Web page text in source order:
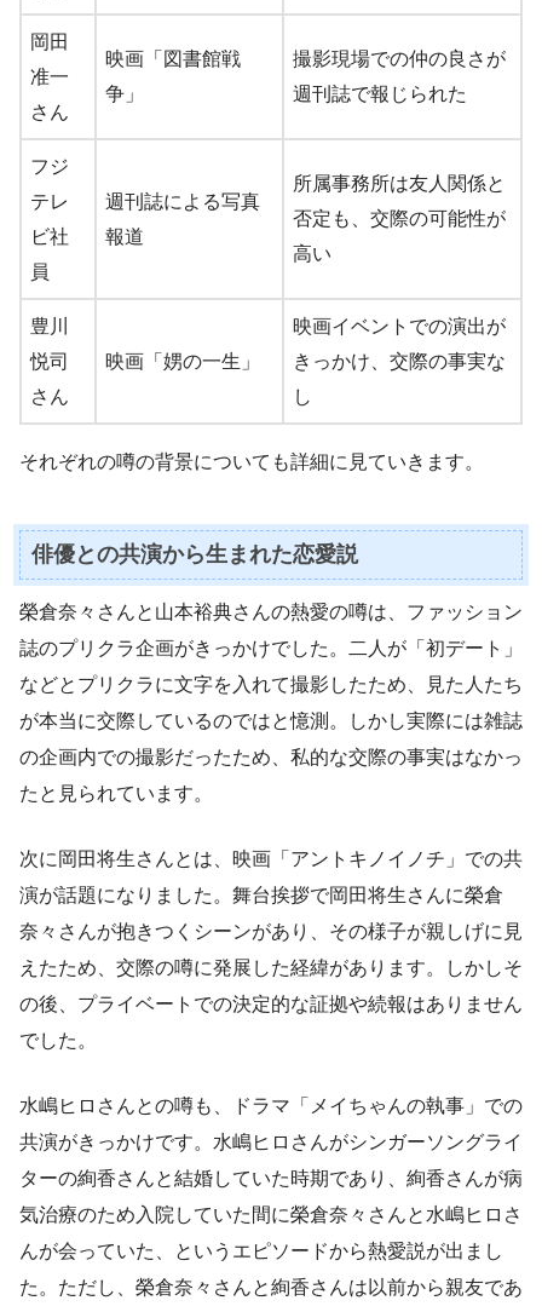
岡田
准一
さん
映画「図書館戦
争」
撮影現場での仲の良さが
週刊誌で報じられた
フジ
テレ
ビ社
員
週刊誌による写真
報道
所属事務所は友人関係と
否定も、交際の可能性が
高い
豊川
悦司
さん
映画「娚の一生」
映画イベントでの演出が
きっかけ、交際の事実な
し
それぞれの噂の背景についても詳細に見ていきます。
俳優との共演から生まれた恋愛説
榮倉奈々さんと山本裕典さんの熱愛の噂は、ファッション
誌のプリクラ企画がきっかけでした。二人が「初デート」
などとプリクラに文字を入れて撮影したため、見た人たち
が本当に交際しているのではと憶測。しかし実際には雑誌
の企画内での撮影だったため、私的な交際の事実はなかっ
たと見られています。
次に岡田将生さんとは、映画「アントキノイノチ」での共
演が話題になりました。舞台挨拶で岡田将生さんに榮倉
奈々さんが抱きつくシーンがあり、その様子が親しげに見
えたため、交際の噂に発展した経緯があります。しかしそ
の後、プライベートでの決定的な証拠や続報はありません
でした。
水嶋ヒロさんとの噂も、ドラマ「メイちゃんの執事」での
共演がきっかけです。水嶋ヒロさんがシンガーソングライ
ターの絢香さんと結婚していた時期であり、絢香さんが病
気治療のため入院していた間に榮倉奈々さんと水嶋ヒロさ
んが会っていた、というエピソードから熱愛説が出まし
た。ただし、榮倉奈々さんと絢香さんは以前から親友であ